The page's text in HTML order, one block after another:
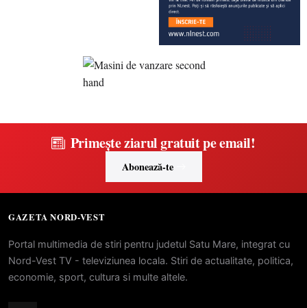
Primește ziarul gratuit pe email!
Abonează-te
GAZETA NORD-VEST
Portal multimedia de stiri pentru judetul Satu Mare, integrat cu
Nord-Vest TV - televiziunea locala. Stiri de actualitate, politica,
economie, sport, cultura si multe altele.